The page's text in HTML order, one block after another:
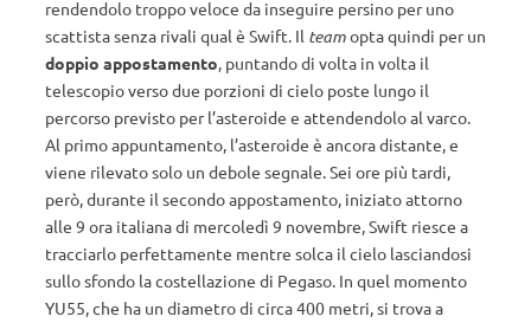
rendendolo troppo veloce da inseguire persino per uno
scattista senza rivali qual è Swift. Il teamopta quindi per un
doppio appostamento, puntando di volta in volta il
telescopio verso due porzioni di cielo poste lungo il
percorso previsto per l’asteroide e attendendolo al varco.
Al primo appuntamento, l’asteroide è ancora distante, e
viene rilevato solo un debole segnale. Sei ore più tardi,
però, durante il secondo appostamento, iniziato attorno
alle 9 ora italiana di mercoledì 9 novembre, Swift riesce a
tracciarlo perfettamente mentre solca il cielo lasciandosi
sullo sfondo la costellazione di Pegaso. In quel momento
YU55, che ha un diametro di circa 400 metri, si trova a